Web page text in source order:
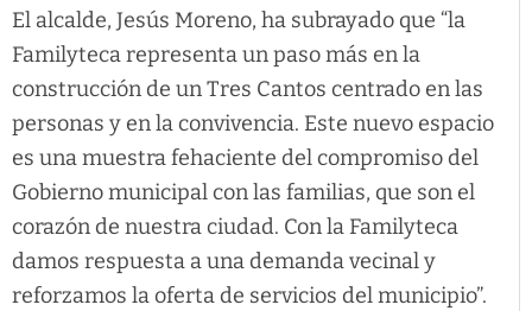
El alcalde, Jesús Moreno, ha subrayado que “la
Familyteca representa un paso más en la
construcción de un Tres Cantos centrado en las
personas y en la convivencia. Este nuevo espacio
es una muestra fehaciente del compromiso del
Gobierno municipal con las familias, que son el
corazón de nuestra ciudad. Con la Familyteca
damos respuesta a una demanda vecinal y
reforzamos la oferta de servicios del municipio”.